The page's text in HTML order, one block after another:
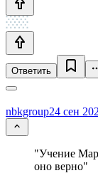
Ответить
nbkgroup24 сен
"Учение
оно верно"